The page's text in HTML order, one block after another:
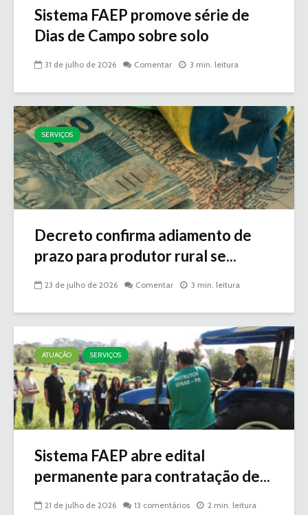
Sistema FAEP promove série de
Dias de Campo sobre solo
31 de julho de 2026 Comentar 3 min. leitura
SERVIÇOS
Decreto confirma adiamento de
prazo para produtor rural se...
23 de julho de 2026 Comentar 3 min. leitura
ATUAÇÃO SERVIÇOS
Sistema FAEP abre edital
permanente para contratação de...
21 de julho de 2026 13 comentários 2 min. leitura